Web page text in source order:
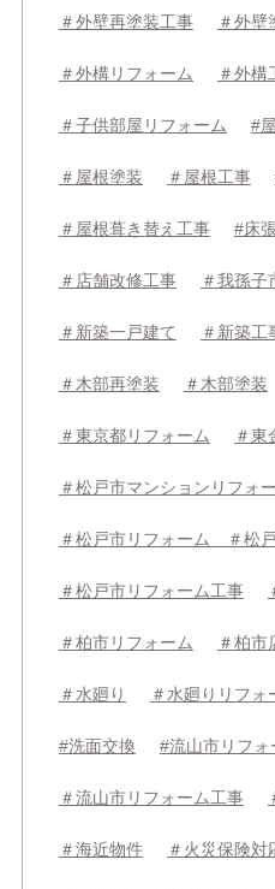
＃外壁再塗装工事 ＃外壁
＃外構リフォーム ＃外構
＃子供部屋リフォーム #
＃屋根塗装 ＃屋根工事
＃屋根葺き替え工事 #床
＃店舗改修工事 ＃我孫子
＃新築一戸建て ＃新築工
＃木部再塗装 ＃木部塗装
＃東京都リフォーム ＃東
＃松戸市マンションリフォ
＃松戸市リフォーム ＃松
＃松戸市リフォーム工事
＃柏市リフォーム ＃柏市
＃水廻り ＃水廻りリフォ
#洗面交換 #流山市リフォ
＃流山市リフォーム工事
＃海近物件 ＃火災保険対